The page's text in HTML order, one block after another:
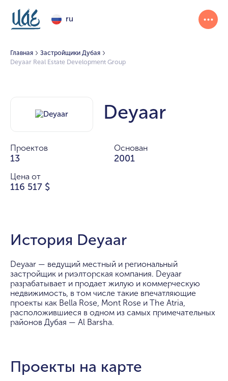
ru
Главная
Застройщики Дубая
Deyaar Real Estate Development Group
Deyaar
Проектов
13
Основан
2001
Цена от
116 517 $
История Deyaar
Deyaar — ведущий местный и региональный
застройщик и риэлторская компания. Deyaar
разрабатывает и продает жилую и коммерческую
недвижимость, в том числе такие впечатляющие
проекты как Bella Rose, Mont Rose и The Atria,
расположившиеся в одном из самых примечательных
районов Дубая — Al Barsha.
Проекты на карте